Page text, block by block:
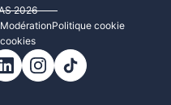
2026
ModérationPolitique cookie